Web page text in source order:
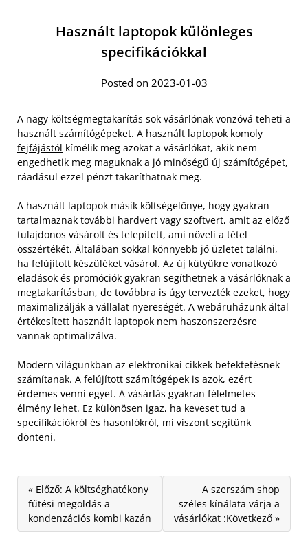
Használt laptopok különleges
specifikációkkal
Posted on 2023-01-03
A nagy költségmegtakarítás sok vásárlónak vonzóvá teheti a
használt számítógépeket. A használt laptopok komoly
fejfájástól kímélik meg azokat a vásárlókat, akik nem
engedhetik meg maguknak a jó minőségű új számítógépet,
ráadásul ezzel pénzt takaríthatnak meg.
A használt laptopok másik költségelőnye, hogy gyakran
tartalmaznak további hardvert vagy szoftvert, amit az előző
tulajdonos vásárolt és telepített, ami növeli a tétel
összértékét. Általában sokkal könnyebb jó üzletet találni,
ha felújított készüléket vásárol. Az új kütyükre vonatkozó
eladások és promóciók gyakran segíthetnek a vásárlóknak a
megtakarításban, de továbbra is úgy tervezték ezeket, hogy
maximalizálják a vállalat nyereségét. A webáruházunk által
értékesített használt laptopok nem haszonszerzésre
vannak optimalizálva.
Modern világunkban az elektronikai cikkek befektetésnek
számítanak. A felújított számítógépek is azok, ezért
érdemes venni egyet. A vásárlás gyakran félelmetes
élmény lehet. Ez különösen igaz, ha keveset tud a
specifikációkról és hasonlókról, mi viszont segítünk
dönteni.
« Előző: A költséghatékony
fűtési megoldás a
kondenzációs kombi kazán
A szerszám shop
széles kínálata várja a
vásárlókat :Következő »